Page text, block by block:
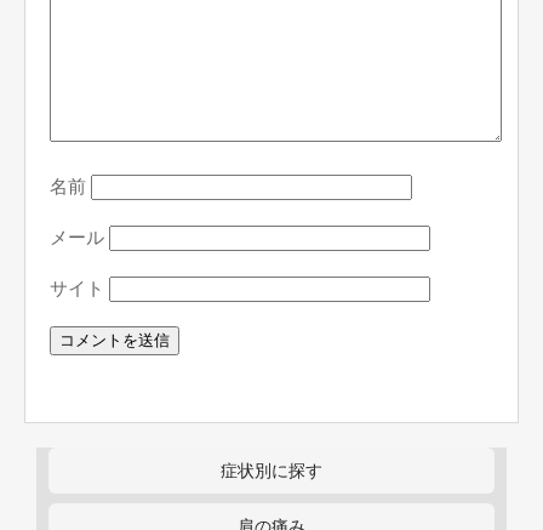
名前
メール
サイト
症状別に探す